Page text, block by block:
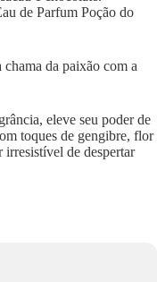
de Parfum Poção do
chama da paixão com a
eleve seu poder de
toques de gengibre, flor
irresistível de despertar